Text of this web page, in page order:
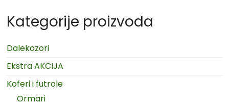
Kategorije proizvoda
Dalekozori
Ekstra AKCIJA
Koferi i futrole
Ormari